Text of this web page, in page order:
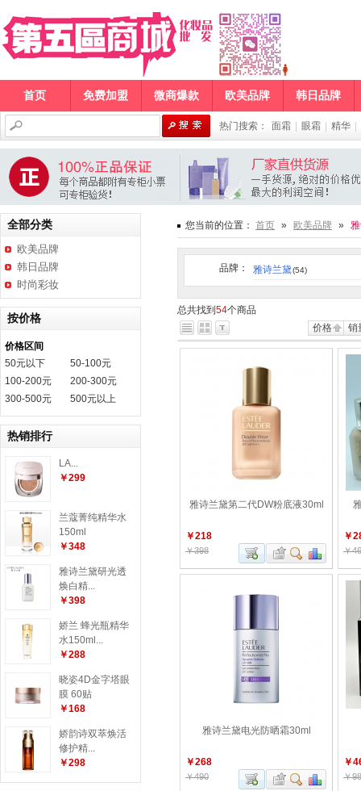
首页 免费加盟 微商爆款 欧美品牌 韩日品牌
热门搜索： 面霜 眼霜 精华
您当前的位置： 首页 » 欧美品牌 »
品牌： 雅诗兰黛(54)
总共找到 54个商品
价格
销
雅诗兰黛第二代DW粉底液30ml
￥218
￥398
￥
￥
雅诗兰黛电光防晒霜30ml
￥268
￥490
￥
￥
全部分类
欧美品牌
韩日品牌
时尚彩妆
按价格
价格区间
50元以下
50-100元
100-200元
200-300元
300-500元
500元以上
热销排行
LA...
￥299
兰蔻菁纯精华水
150ml
￥348
雅诗兰黛研光透
焕白精...
￥398
娇兰 蜂光瓶精华
水150ml...
￥288
晓姿4D金字塔眼
膜 60贴
￥168
娇韵诗双萃焕活
修护精...
￥298